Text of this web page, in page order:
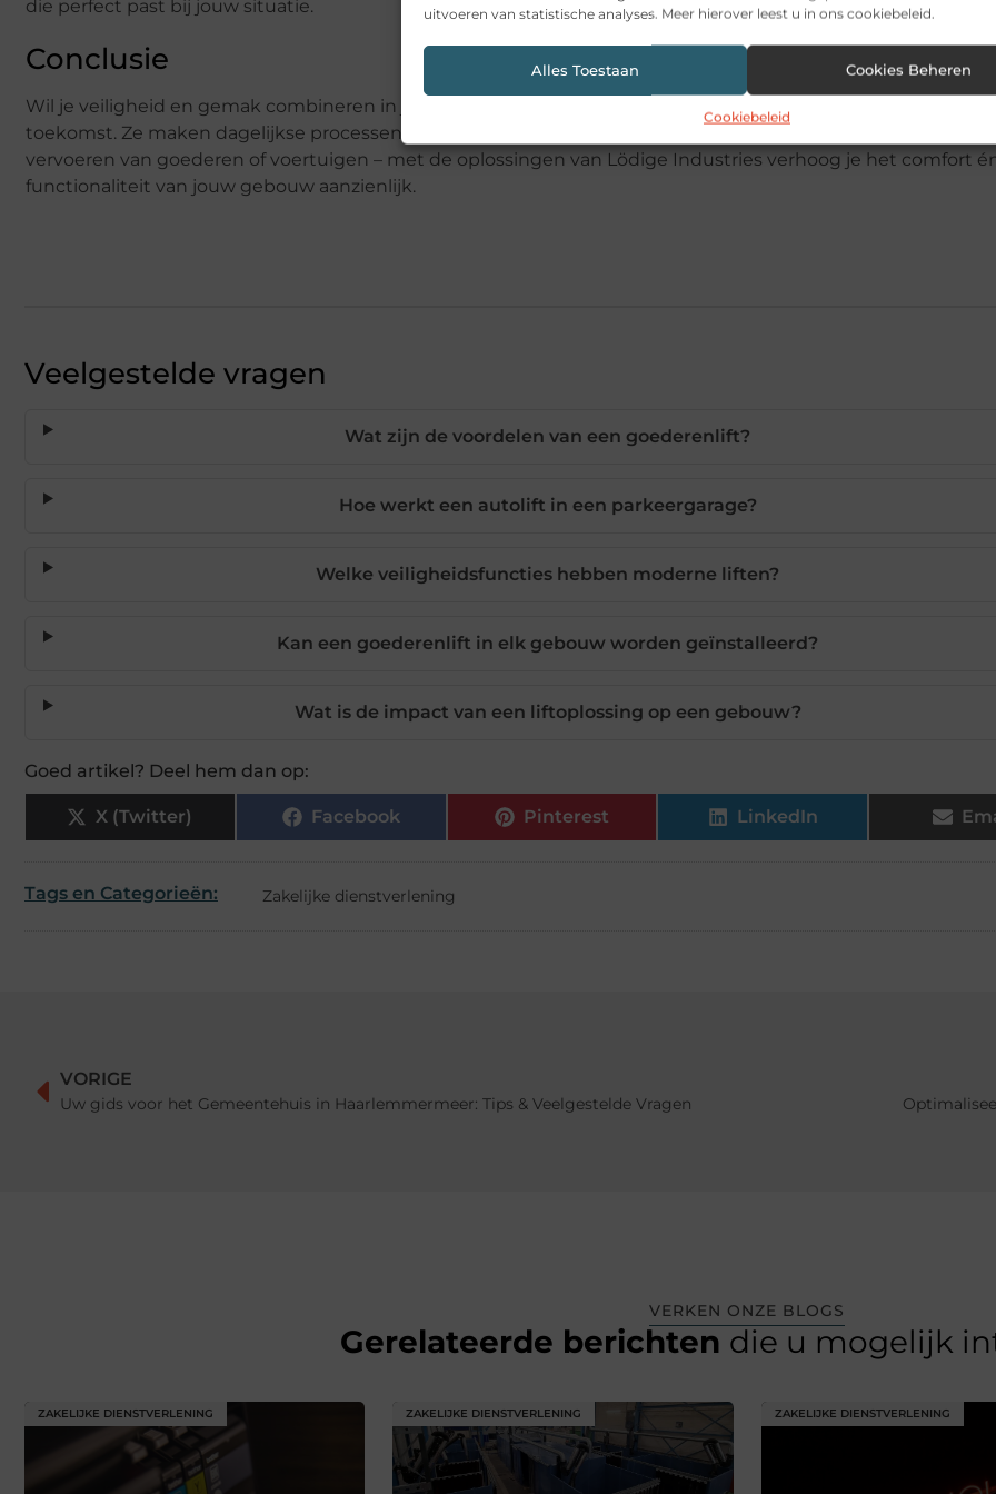
uitvoeren van statistische analyses. Meer hierover leest u in ons cookiebeleid.
Alles Toestaan Cookies Beheren
Cookiebeleid
die perfect past bij jouw situatie.
Conclusie
Wil je veiligheid en gemak combineren in jouw pand? Dan zijn een goederenlift en een autolift dé investering
toekomst. Ze maken dagelijkse processen efficiënter, veiliger en gebruiksvriendelijker. Of het nu gaat om het
vervoeren van goederen of voertuigen – met de oplossingen van Lödige Industries verhoog je het comfort
functionaliteit van jouw gebouw aanzienlijk.
Veelgestelde vragen
Wat zijn de voordelen van een goederenlift?
Hoe werkt een autolift in een parkeergarage?
Welke veiligheidsfuncties hebben moderne liften?
Kan een goederenlift in elk gebouw worden geïnstalleerd?
Wat is de impact van een liftoplossing op een gebouw?
Goed artikel? Deel hem dan op:
X (Twitter) Facebook Pinterest LinkedIn
Tags en Categorieën: Zakelijke dienstverlening
VORIGE
Uw gids voor het Gemeentehuis in Haarlemmermeer: Tips & Veelgestelde Vragen
VERKEN ONZE BLOGS
Gerelateerde berichten die u mogelijk
ZAKELIJKE DIENSTVERLENING ZAKELIJKE DIENSTVERLENING ZAKELIJKE DIENSTVERLENING